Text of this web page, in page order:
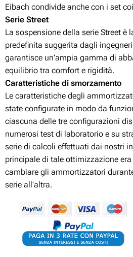
Eibach condivide anche con i set
Serie Street
La sospensione della serie Street è
predefinita suggerita dagli
garantisce un'ampia gamma di
equilibrio tra comfort e rigidità.
Caratteristiche di smorzamento
Le caratteristiche degli
state configurate in modo da
ciascuna delle tre configurazioni
numerosi test di laboratorio e su
serie di calcoli effettuati dai nostri
principale di tale ottimizzazione
cambiare gli ammortizzatori
serie all'altra.